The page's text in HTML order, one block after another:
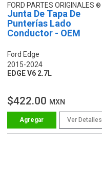
FORD PARTES ORIGINALES
Junta De Tapa De
Punterías Lado
Conductor - OEM
Ford Edge
2015-2024
EDGE V6 2.7L
$422.00 MXN
Ver Detalles